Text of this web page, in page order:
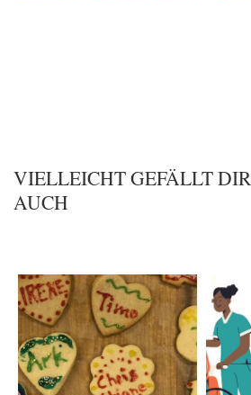
VIELLEICHT GEFÄLLT DIR
AUCH